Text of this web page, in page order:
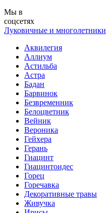
Мы в
соцсетях
Луковичные и многолетники
Аквилегия
Аллиум
Астильба
Астра
Бадан
Барвинок
Безвременник
Белоцветник
Вейник
Вероника
Гейхера
Герань
Гиацинт
Гиацинтоидес
Горец
Горечавка
Декоративные травы
Живучка